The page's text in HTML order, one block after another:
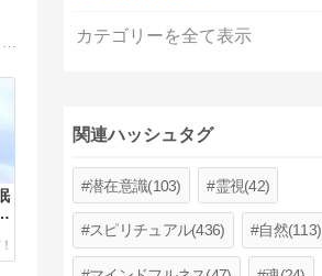
美もお金も欲しい方に、ご自宅でいつでも美と金運アップをサポートできる美容ヒーリングと金運アップヒーリングを提供しています。毎日無料ヒーリングも実施中。 カテゴリーを全て表示
関連ハッシュタグ
潜在意識(103) 霊視(42)
スピリチュアル(436) 自然(113)